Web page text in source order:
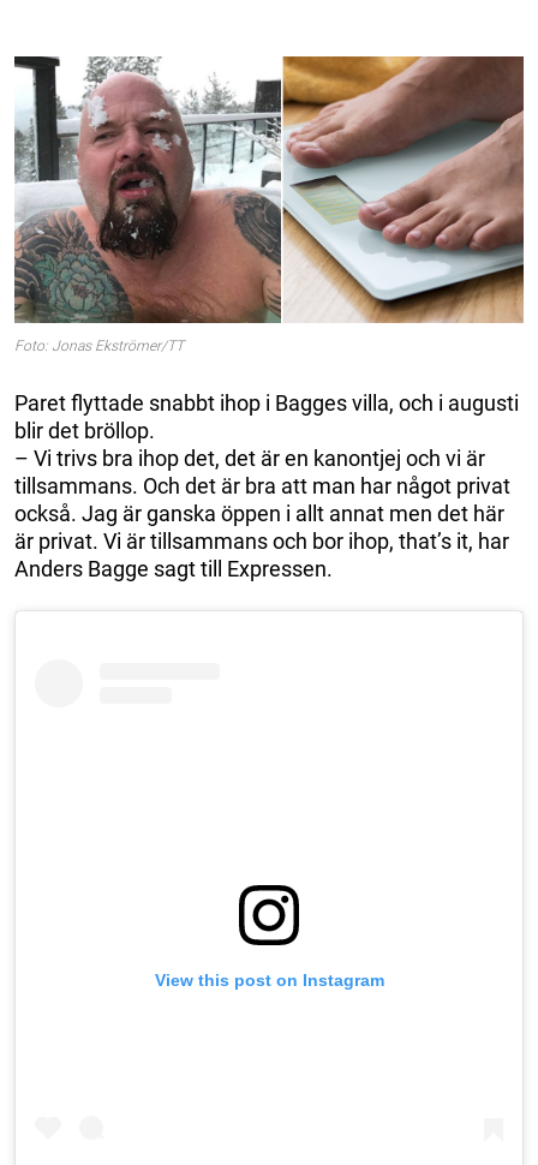
Foto: Jonas Ekströmer/TT
Paret flyttade snabbt ihop i Bagges villa, och i augusti
blir det bröllop.
– Vi trivs bra ihop det, det är en kanontjej och vi är
tillsammans. Och det är bra att man har något privat
också. Jag är ganska öppen i allt annat men det här
är privat. Vi är tillsammans och bor ihop, that’s it, har
Anders Bagge sagt till Expressen.
View this post on Instagram